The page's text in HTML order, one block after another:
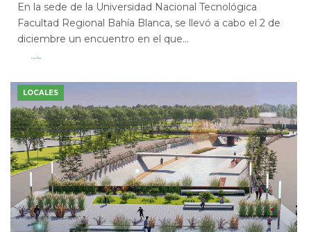
En la sede de la Universidad Nacional Tecnológica
Facultad Regional Bahía Blanca, se llevó a cabo el 2 de
diciembre un encuentro en el que...
Leer Más
LOCALES